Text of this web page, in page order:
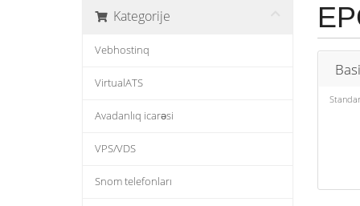
Kategorije
Vebhostinq
VirtualATS
Avadanlıq icarəsi
VPS/VDS
Snom telefonları